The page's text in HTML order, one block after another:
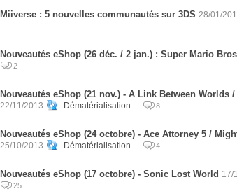
Miiverse : 5 nouvelles communautés sur 3DS 28/01/
Nouveautés eShop (26 déc. / 2 jan.) : Super Mario
2
Nouveautés eShop (21 nov.) - A Link Between Worlds
22/11/2013 Dématérialisation... 8
Nouveautés eShop (24 octobre) - Ace Attorney 5 /
25/10/2013 Dématérialisation... 4
Nouveautés eShop (17 octobre) - Sonic Lost World 17/
25